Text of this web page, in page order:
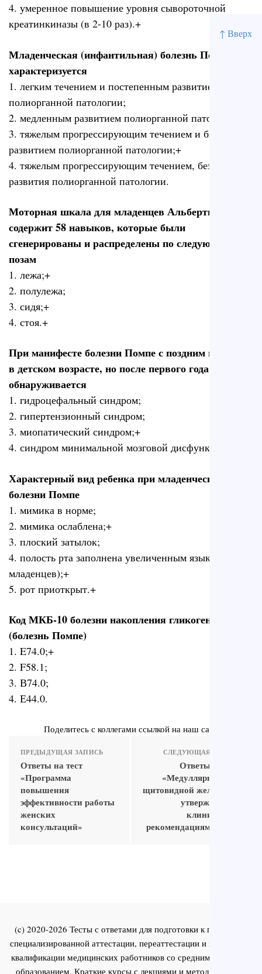
↑ Вверх
4. умеренное повышение уровня сывороточной
креатинкиназы (в 2-10 раз).+
Младенческая (инфантильная) болезнь Помпе
характеризуется
1. легким течением и постепенным развитием
полиорганной патологии;
2. медленным развитием полиорганной патологии;
3. тяжелым прогрессирующим течением и быстрым
развитием полиорганной патологии;+
4. тяжелым прогрессирующим течением, без
развития полиорганной патологии.
Моторная шкала для младенцев Альберты (AIMS)
содержит 58 навыков, которые были
сгенерированы и распределены по следующим
позам
1. лежа;+
2. полулежа;
3. сидя;+
4. стоя.+
При манифесте болезни Помпе с поздним началом
в детском возрасте, но после первого года жизни
обнаруживается
1. гидроцефальный синдром;
2. гипертензионный синдром;
3. миопатический синдром;+
4. синдром минимальной мозговой дисфункции.
Характерный вид ребенка при младенческой
болезни Помпе
1. мимика в норме;
2. мимика ослаблена;+
3. плоский затылок;
4. полость рта заполнена увеличенным языком (у 1/3
младенцев);+
5. рот приоткрыт.+
Код МКБ-10 болезни накопления гликогенa
(болезнь Помпе)
1. E74.0;+
2. F58.1;
3. В74.0;
4. Е44.0.
Поделитесь с коллегами ссылкой на наш сайт
ПРЕДЫДУЩАЯ ЗАПИСЬ
Ответы на тест
«Программа
повышения
эффективности работы
женских
консультаций»
СЛЕДУЮЩАЯ ЗАПИСЬ
Ответы на тест
«Медуллярный рак
щитовидной железы (по
утвержденным
клиническим
рекомендациям)_2020»
(c) 2020-2026 Тесты с ответами для подготовки к первичной
специализированной аттестации, переаттестации и повышения
квалификации медицинских работников со средним и высшим
образованием. Краткие курсы с лекциями и методическими